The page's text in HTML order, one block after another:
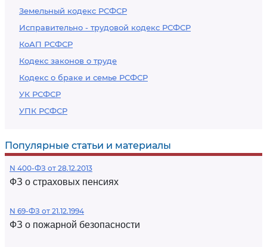
Земельный кодекс РСФСР
Исправительно - трудовой кодекс РСФСР
КоАП РСФСР
Кодекс законов о труде
Кодекс о браке и семье РСФСР
УК РСФСР
УПК РСФСР
Популярные статьи и материалы
N 400-ФЗ от 28.12.2013
ФЗ о страховых пенсиях
N 69-ФЗ от 21.12.1994
ФЗ о пожарной безопасности